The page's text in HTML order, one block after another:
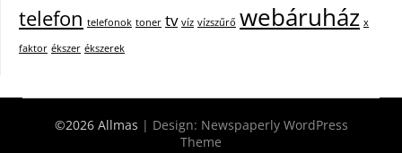
telefon telefonok toner tv víz vízszűrő webáruház x
faktor ékszer ékszerek
©2026 Allmas | Design: Newspaperly WordPress
Theme